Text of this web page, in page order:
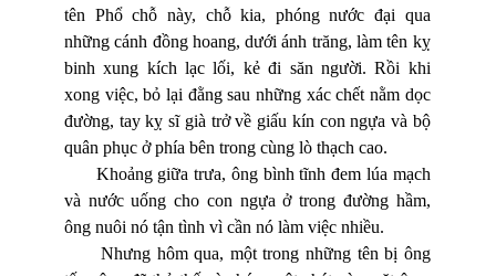
tên Phổ chỗ này, chỗ kia, phóng nước đại qua
những cánh đồng hoang, dưới ánh trăng, làm tên kỵ
binh xung kích lạc lối, kẻ đi săn người. Rồi khi
xong việc, bỏ lại đằng sau những xác chết nằm dọc
đường, tay kỵ sĩ già trở về giấu kín con ngựa và bộ
quân phục ở phía bên trong cùng lò thạch cao.
Khoảng giữa trưa, ông bình tĩnh đem lúa mạch
và nước uống cho con ngựa ở trong đường hầm,
ông nuôi nó tận tình vì cần nó làm việc nhiều.
Nhưng hôm qua, một trong những tên bị ông